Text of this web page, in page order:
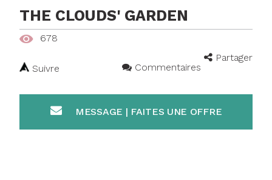
THE CLOUDS' GARDEN
678
Partager
Suivre
Commentaires
MESSAGE | FAITES UNE OFFRE